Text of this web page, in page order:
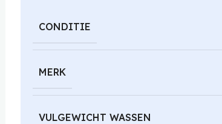
CONDITIE
MERK
VULGEWICHT WASSEN